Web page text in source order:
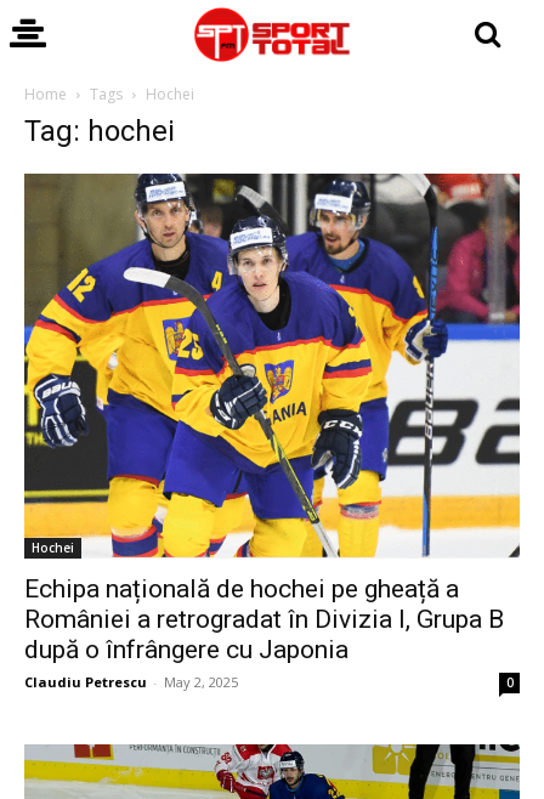
Home Tags Hochei
Tag: hochei
Hochei
Echipa națională de hochei pe gheață a
României a retrogradat în Divizia I, Grupa B
după o înfrângere cu Japonia
Claudiu Petrescu - May 2, 2025 0